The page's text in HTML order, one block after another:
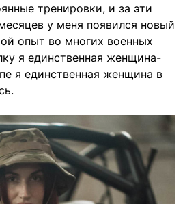
тренировки, и за эти
у меня появился новый
опыт во многих военных
я единственная женщина-
я единственная женщина в